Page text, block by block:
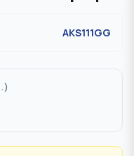
AKS111GG
)